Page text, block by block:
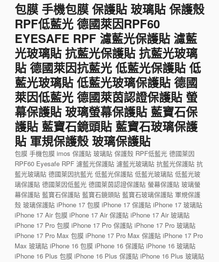
包膜 手機包膜 保護貼 玻璃貼 保護殼
RPF低藍光 德國萊因RPF60
EYESAFE RPF 濾藍光保護貼 濾藍
光玻璃貼 抗藍光保護貼 抗藍光玻璃
貼 德國萊因抗藍光 低藍光保護貼 低
藍光玻璃貼 低藍光玻璃保護貼 德國
萊因低藍光 德國萊茵認證保護貼 螢
幕保護貼 玻璃螢幕保護貼 藍寶石保
護貼 藍寶石鏡頭貼 藍寶石玻璃保護
貼 軍規保護殼 玻璃保護貼
包膜 手機包膜 imos 保護貼 玻璃貼 保護殼 RPF低藍光 德國萊因
RPF60 Eyesafe RPF 濾藍光保護貼 濾藍光玻璃貼 抗藍光保護貼 抗
藍光玻璃貼 德國萊因抗藍光 低藍光保護貼 低藍光玻璃貼 低藍光玻
璃保護貼 德國萊因低藍光 德國萊茵認證保護貼 螢幕保護貼 玻璃螢
幕保護貼 藍寶石保護貼 藍寶石鏡頭貼 藍寶石玻璃保護貼 軍規保護
殼 玻璃保護貼 iPhone 17 包膜 iPhone 17 保護貼 iPhone 17 玻璃貼
iPhone 17 Air 包膜 iPhone 17 Air 保護貼 iPhone 17 Air 玻璃貼
iPhone 17 Pro 包膜 iPhone 17 Pro 保護貼 iPhone 17 Pro 玻璃貼
iPhone 17 Pro Max 包膜 iPhone 17 Pro Max 保護貼 iPhone 17 Pro
Max 玻璃貼 iPhone 16 包膜 iPhone 16 保護貼 iPhone 16 玻璃貼
iPhone 16 Plus 包膜 iPhone 16 Plus 保護貼 iPhone 16 Plus 玻璃貼